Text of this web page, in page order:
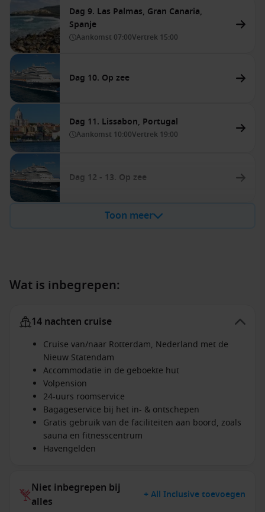
Dag 9. Las Palmas, Gran Canaria,
Spanje
Aankomst 07:00Vertrek 15:00
Dag 10. Op zee
Dag 11. Lissabon, Portugal
Aankomst 10:00Vertrek 19:00
Dag 12 - 13. Op zee
Toon meer
Wat is inbegrepen:
14 nachten cruise
Cruise van/naar Rotterdam, Nederland met de
Nieuw Statendam
Accommodatie in de geboekte hut
Volpension
24-uurs roomservice
Bagageservice bij het in- & ontschepen
Gratis gebruik van de faciliteiten aan boord, zoals
sauna en fitnesscentrum
Havengelden
Niet inbegrepen bij
alles
+ All Inclusive toevoegen